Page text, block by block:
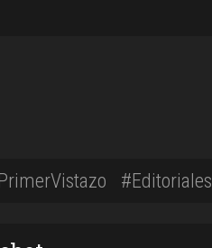
#Editoriales